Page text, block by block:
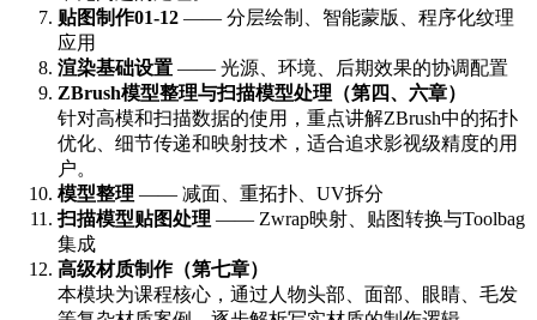
贴图制作01-12 —— 分层绘制、智能蒙版、程序化纹理
应用
渲染基础设置 —— 光源、环境、后期效果的协调配置
ZBrush模型整理与扫描模型处理（第四、六章）
针对高模和扫描数据的使用，重点讲解ZBrush中的拓扑
优化、细节传递和映射技术，适合追求影视级精度的用
户。
模型整理 —— 减面、重拓扑、UV拆分
扫描模型贴图处理 —— Zwrap映射、贴图转换与Toolbag
集成
高级材质制作（第七章）
本模块为课程核心，通过人物头部、面部、眼睛、毛发